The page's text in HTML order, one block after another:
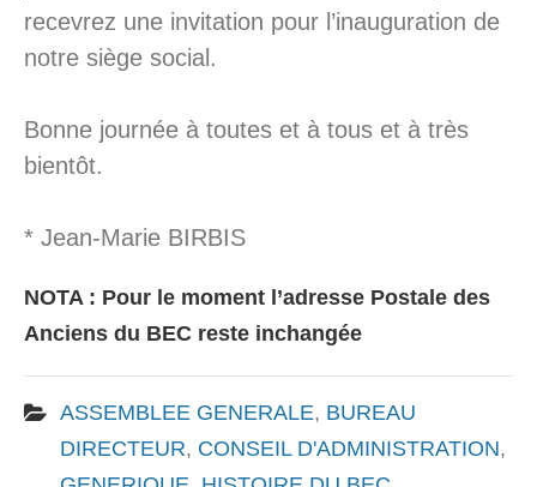
recevrez une invitation pour l’inauguration de
notre siège social.
Bonne journée à toutes et à tous et à très
bientôt.
* Jean-Marie BIRBIS
NOTA : Pour le moment l’adresse Postale des
Anciens du BEC reste inchangée
ASSEMBLEE GENERALE, BUREAU
DIRECTEUR, CONSEIL D'ADMINISTRATION,